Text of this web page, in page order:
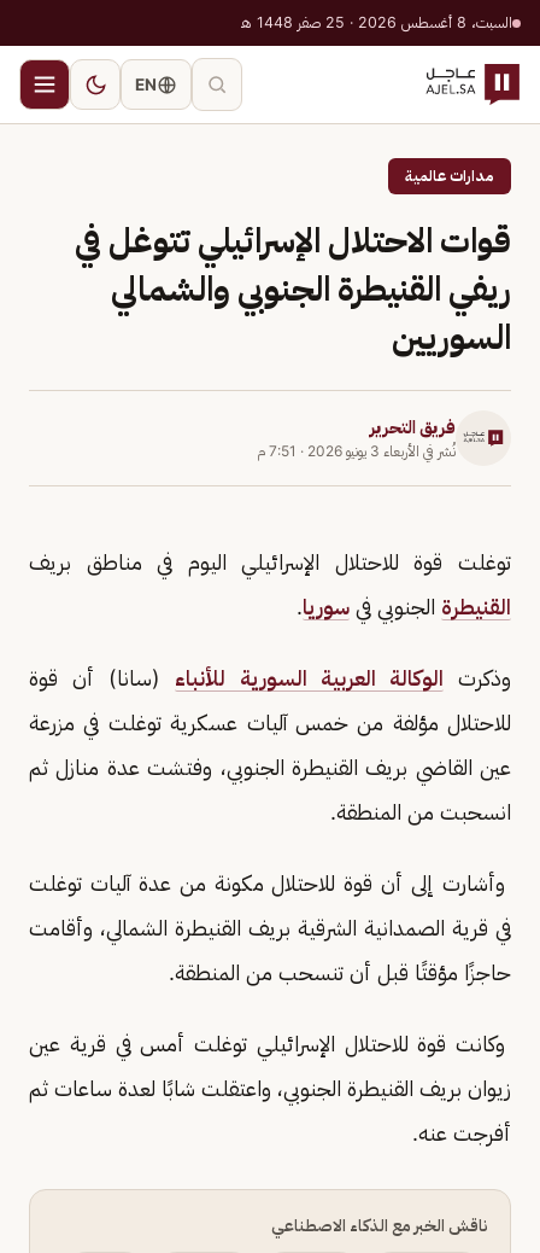
السبت، 8 أغسطس 2026 · 25 صفر 1448 هـ
EN
مدارات عالمية
قوات الاحتلال الإسرائيلي تتوغل في
ريفي القنيطرة الجنوبي والشمالي
السوريين
فريق التحرير
نُشر في الأربعاء 3 يونيو 2026 · 7:51 م
توغلت قوة للاحتلال الإسرائيلي اليوم في مناطق بريف
القنيطرة الجنوبي في سوريا.
وذكرت الوكالة العربية السورية للأنباء (سانا) أن قوة
للاحتلال مؤلفة من خمس آليات عسكرية توغلت في مزرعة
عين القاضي بريف القنيطرة الجنوبي، وفتشت عدة منازل ثم
انسحبت من المنطقة.
وأشارت إلى أن قوة للاحتلال مكونة من عدة آليات توغلت
في قرية الصمدانية الشرقية بريف القنيطرة الشمالي، وأقامت
حاجزًا مؤقتًا قبل أن تنسحب من المنطقة.
وكانت قوة للاحتلال الإسرائيلي توغلت أمس في قرية عين
زيوان بريف القنيطرة الجنوبي، واعتقلت شابًا لعدة ساعات ثم
أفرجت عنه.
ناقش الخبر مع الذكاء الاصطناعي